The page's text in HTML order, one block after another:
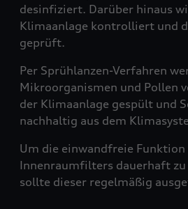
desinfiziert. Darüber hinaus
Klimaanlage kontrolliert und
geprüft.
Per Sprühlanzen-Verfahren
Mikroorganismen und Pollen
der Klimaanlage gespült und
nachhaltig aus dem
Um die einwandfreie Funktion
Innenraumfilters dauerhaft
sollte dieser regelmäßig